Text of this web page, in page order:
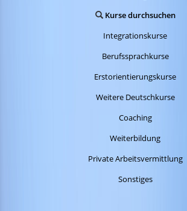
Kurse durchsuchen
Integrationskurse
Berufssprachkurse
Erstorientierungskurse
Weitere Deutschkurse
Coaching
Weiterbildung
Private Arbeitsvermittlung
Sonstiges